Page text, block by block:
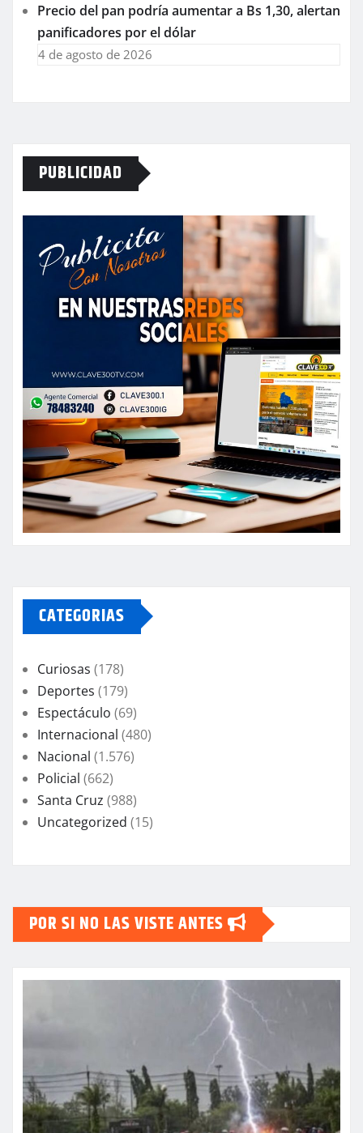
Precio del pan podría aumentar a Bs 1,30, alertan
panificadores por el dólar
4 de agosto de 2026
PUBLICIDAD
CATEGORIAS
Curiosas (178)
Deportes (179)
Espectáculo (69)
Internacional (480)
Nacional (1.576)
Policial (662)
Santa Cruz (988)
Uncategorized (15)
POR SI NO LAS VISTE ANTES